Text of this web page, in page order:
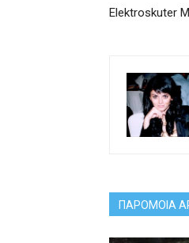
Elektroskuter
ΠΑΡΟΜΟΙΑ